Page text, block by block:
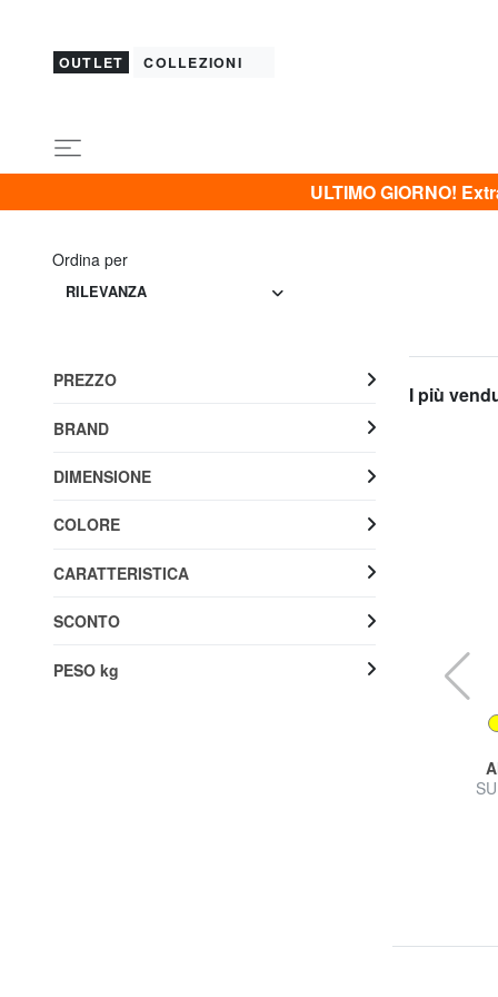
OUTLET COLLEZIONI
ULTIMO GIORNO!
Ordina per
RILEVANZA
I più
PREZZO
BRAND
DIMENSIONE
COLORE
CARATTERISTICA
SCONTO
PESO kg